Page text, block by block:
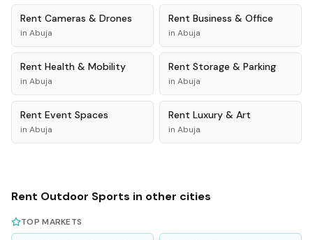
Rent Cameras & Drones
in Abuja
Rent Business & Office
in Abuja
Rent Health & Mobility
in Abuja
Rent Storage & Parking
in Abuja
Rent Event Spaces
in Abuja
Rent Luxury & Art
in Abuja
Rent Outdoor Sports in other cities
TOP MARKETS